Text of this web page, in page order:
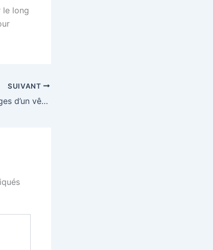
le long
SUIVANT
Quels sont les avantages d’un vêtement personnalisé pour les événements de gastronomie ?